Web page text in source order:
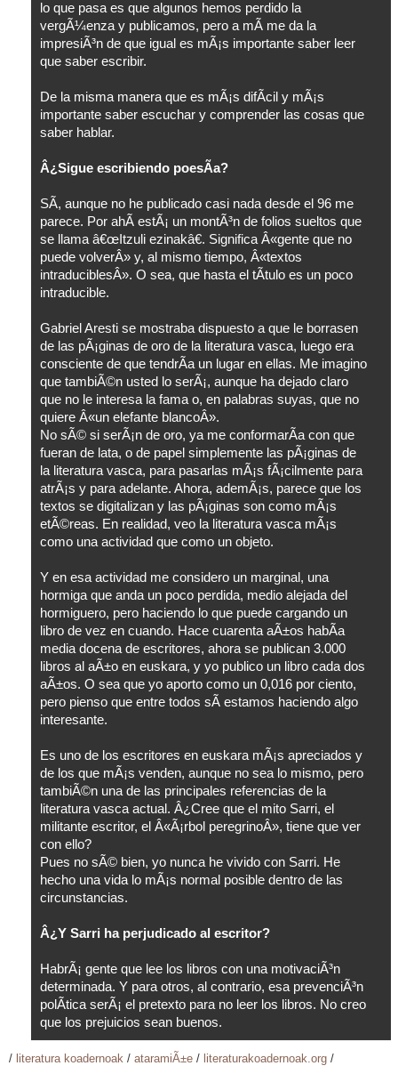
lo que pasa es que algunos hemos perdido la
vergÃ¼enza y publicamos, pero a mÃ­ me da la
impresiÃ³n de que igual es mÃ¡s importante saber leer
que saber escribir.
De la misma manera que es mÃ¡s difÃ­cil y mÃ¡s
importante saber escuchar y comprender las cosas que
saber hablar.
Â¿Sigue escribiendo poesÃ­a?
SÃ­, aunque no he publicado casi nada desde el 96 me
parece. Por ahÃ­ estÃ¡ un montÃ³n de folios sueltos que
se llama â€œItzuli ezinakâ€. Significa Â«gente que no
puede volverÂ» y, al mismo tiempo, Â«textos
intraduciblesÂ». O sea, que hasta el tÃ­tulo es un poco
intraducible.
Gabriel Aresti se mostraba dispuesto a que le borrasen
de las pÃ¡ginas de oro de la literatura vasca, luego era
consciente de que tendrÃ­a un lugar en ellas. Me imagino
que tambiÃ©n usted lo serÃ¡, aunque ha dejado claro
que no le interesa la fama o, en palabras suyas, que no
quiere Â«un elefante blancoÂ».
No sÃ© si serÃ¡n de oro, ya me conformarÃ­a con que
fueran de lata, o de papel simplemente las pÃ¡ginas de
la literatura vasca, para pasarlas mÃ¡s fÃ¡cilmente para
atrÃ¡s y para adelante. Ahora, ademÃ¡s, parece que los
textos se digitalizan y las pÃ¡ginas son como mÃ¡s
etÃ©reas. En realidad, veo la literatura vasca mÃ¡s
como una actividad que como un objeto.
Y en esa actividad me considero un marginal, una
hormiga que anda un poco perdida, medio alejada del
hormiguero, pero haciendo lo que puede cargando un
libro de vez en cuando. Hace cuarenta aÃ±os habÃ­a
media docena de escritores, ahora se publican 3.000
libros al aÃ±o en euskara, y yo publico un libro cada dos
aÃ±os. O sea que yo aporto como un 0,016 por ciento,
pero pienso que entre todos sÃ­ estamos haciendo algo
interesante.
Es uno de los escritores en euskara mÃ¡s apreciados y
de los que mÃ¡s venden, aunque no sea lo mismo, pero
tambiÃ©n una de las principales referencias de la
literatura vasca actual. Â¿Cree que el mito Sarri, el
militante escritor, el Â«Ã¡rbol peregrinoÂ», tiene que ver
con ello?
Pues no sÃ© bien, yo nunca he vivido con Sarri. He
hecho una vida lo mÃ¡s normal posible dentro de las
circunstancias.
Â¿Y Sarri ha perjudicado al escritor?
HabrÃ¡ gente que lee los libros con una motivaciÃ³n
determinada. Y para otros, al contrario, esa prevenciÃ³n
polÃ­tica serÃ¡ el pretexto para no leer los libros. No creo
que los prejuicios sean buenos.
/ literatura koadernoak / ataramiÃ±e / literaturakoadernoak.org /